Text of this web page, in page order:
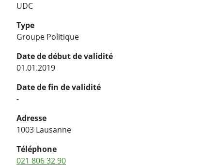
UDC
Type
Groupe Politique
Date de début de validité
01.01.2019
Date de fin de validité
-
Adresse
1003 Lausanne
Téléphone
021 806 32 90